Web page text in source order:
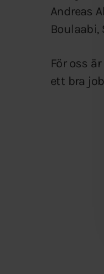
Andreas
Boulaabi,
För oss
ett bra